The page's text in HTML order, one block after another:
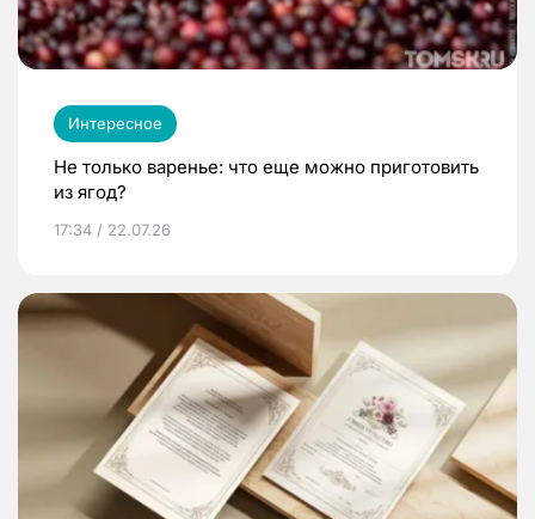
Интересное
Не только варенье: что еще можно приготовить
из ягод?
17:34 / 22.07.26